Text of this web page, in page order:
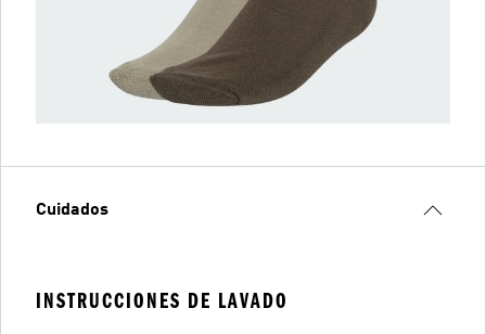
Cuidados
INSTRUCCIONES DE LAVADO